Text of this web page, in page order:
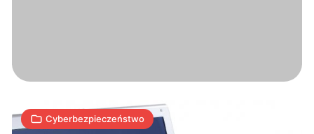
Cyberbezpieczeństwo